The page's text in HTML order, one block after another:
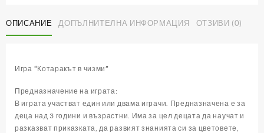
чизми
-
игра
ОПИСАНИЕ ДОПЪЛНИТЕЛНА ИНФОРМАЦИЯ ОТЗИВИ (0)
Игра “Котаракът в чизми”
Предназначение на играта:
В играта участват един или двама играчи. Предназначена е за
деца над 3 години и възрастни. Има за цел децата да научат и
разказват приказката, да развият знанията си за цветовете,